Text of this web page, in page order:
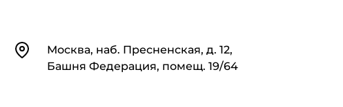
КонтактыМосква, наб. Пресненская, д. 12,
Башня Федерация, помещ. 19/64